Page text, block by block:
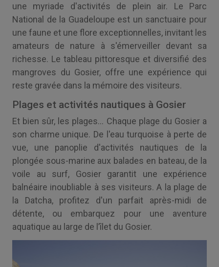
une myriade d'activités de plein air. Le Parc
National de la Guadeloupe est un sanctuaire pour
une faune et une flore exceptionnelles, invitant les
amateurs de nature à s'émerveiller devant sa
richesse. Le tableau pittoresque et diversifié des
mangroves du Gosier, offre une expérience qui
reste gravée dans la mémoire des visiteurs.
Plages et activités nautiques à Gosier
Et bien sûr, les plages... Chaque plage du Gosier a
son charme unique. De l'eau turquoise à perte de
vue, une panoplie d'activités nautiques de la
plongée sous-marine aux balades en bateau, de la
voile au surf, Gosier garantit une expérience
balnéaire inoubliable à ses visiteurs. A la plage de
la Datcha, profitez d'un parfait après-midi de
détente, ou embarquez pour une aventure
aquatique au large de l’îlet du Gosier.